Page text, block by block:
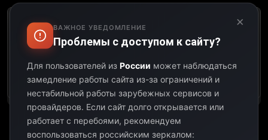
К сожалению, этот
телеканал не
программу передач на
выбранную дату.
×
ВАЖНОЕ УВЕДОМЛЕНИЕ
Проблемы с доступом к сайту?
Для пользователей из России может наблюдаться
замедление работы сайта из-за ограничений и
нестабильной работы зарубежных сервисов и
провайдеров. Если сайт долго открывается или
работает с перебоями, рекомендуем
воспользоваться российским зеркалом: